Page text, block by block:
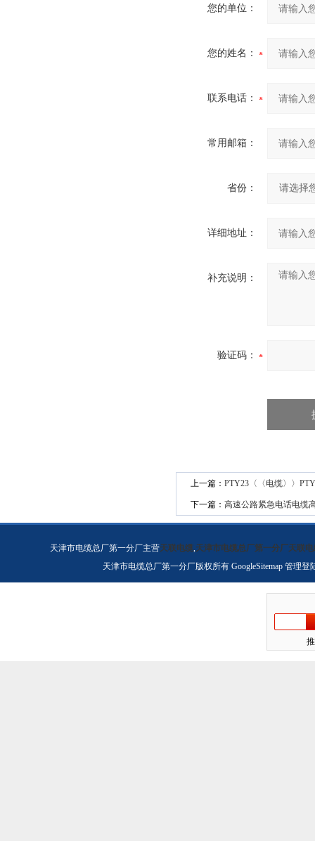
您的单位：
您的姓名：
联系电话：
常用邮箱：
省份：
详细地址：
补充说明：
验证码：
上一篇： PTY23〈〈电缆〉〉
下一篇： 高速公路紧急电话电缆
天津市电缆总厂第一分厂主营天联电缆,天津市电缆总厂第一分厂天联电
天津市电缆总厂第一分厂版权所有 GoogleSitemap 管理登